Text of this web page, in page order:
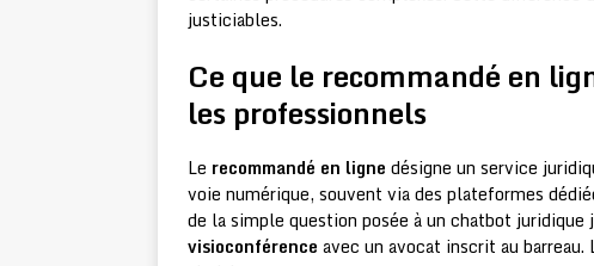
justiciables.
Ce que le recommandé en
les professionnels
Le recommandé en ligne désigne un service
voie numérique, souvent via des plateformes
de la simple question posée à un chatbot juridique
visioconférence avec un avocat inscrit au